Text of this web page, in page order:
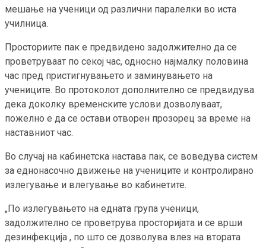
мешање на ученици од различни паралелки во иста
училница.
Просториите пак е предвидено задолжително да се
проветруваат по секој час, односно најмалку половина
час пред пристигнувањето и заминувањето на
учениците. Во протоколот дополнително се предвидува
дека доколку временските услови дозволуваат,
пожелно е да се остави отворен прозорец за време на
наставниот час.
Во случај на кабинетска настава пак, се воведува систем
за еднонасочно движење на учениците и контролирано
излегување и влегување во кабинетите.
„По излегувањето на едната група ученици,
задолжително се проветрува просторијата и се врши
дезинфекција , по што се дозволува влез на втората